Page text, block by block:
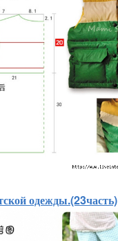
одежды.(23часть)